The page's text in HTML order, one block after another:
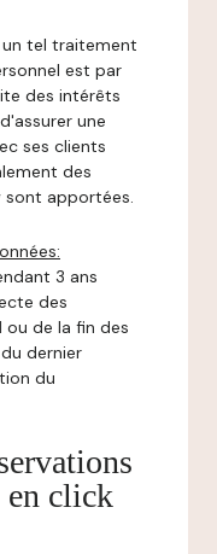
un tel traitement
est par
des intérêts
une
ses clients
des
sont apportées.
3 ans
des
ou de la fin des
dernier
du
en click